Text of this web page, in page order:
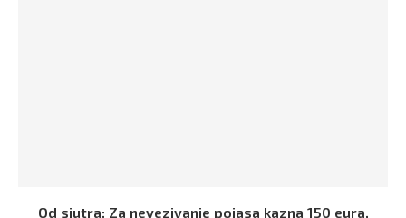
Od sjutra: Za nevezivanje pojasa kazna 150 eura,